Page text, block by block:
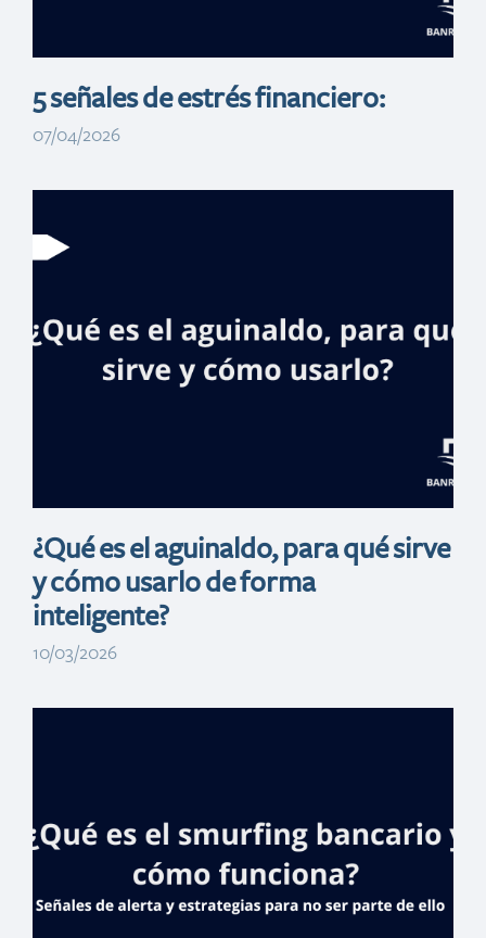
5 señales de estrés financiero:
07/04/2026
Banreservas
Expohogar 2026
con tasas desde 8
¿Qué es el aguinaldo, para qué sirve
y cómo usarlo de forma
inteligente?
10/03/2026
Expohogar 2026
con tasas desde 8